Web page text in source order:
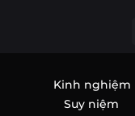
Kinh nghiệm
Suy niệm